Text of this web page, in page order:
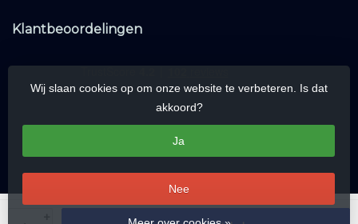
Klantbeoordelingen
Wij slaan cookies op om onze website te verbeteren. Is dat
akkoord?
Ja
Nee